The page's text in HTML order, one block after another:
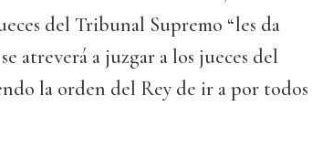
del Tribunal Supremo “les da
atreverá a juzgar a los jueces del
la orden del Rey de ir a por todos